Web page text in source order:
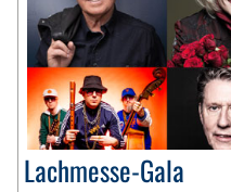
Lachmesse-Gala